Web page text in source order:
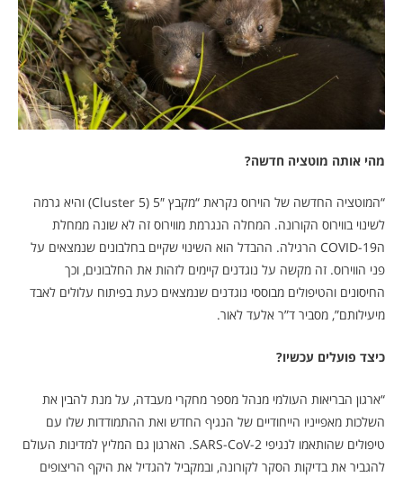
מהי אותה מוטציה חדשה?
“המוטציה החדשה של הוירוס נקראת “מקבץ 5″ (Cluster 5) והיא גרמה
לשינוי בווירוס הקורונה. המחלה הנגרמת מווירוס זה לא שונה ממחלת
הCOVID-19 הרגילה. ההבדל הוא השינוי שקיים בחלבונים שנמצאים על
פני הווירוס. זה מקשה על נוגדנים קיימים לזהות את החלבונים, וכך
החיסונים והטיפולים מבוססי נוגדנים שנמצאים כעת בפיתוח עלולים לאבד
מיעילותם”, מסביר ד”ר אלעד לאור.
כיצד פועלים עכשיו?
“ארגון הבריאות העולמי מנהל מספר מחקרי מעבדה, על מנת להבין את
השלכות מאפייניו הייחודיים של הנגיף החדש ואת ההתמודדות שלו עם
טיפולים שהותאמו לנגיפי SARS-CoV-2. הארגון גם המליץ למדינות העולם
להגביר את בדיקות הסקר לקורונה, ובמקביל להגדיל את היקף הריצופים